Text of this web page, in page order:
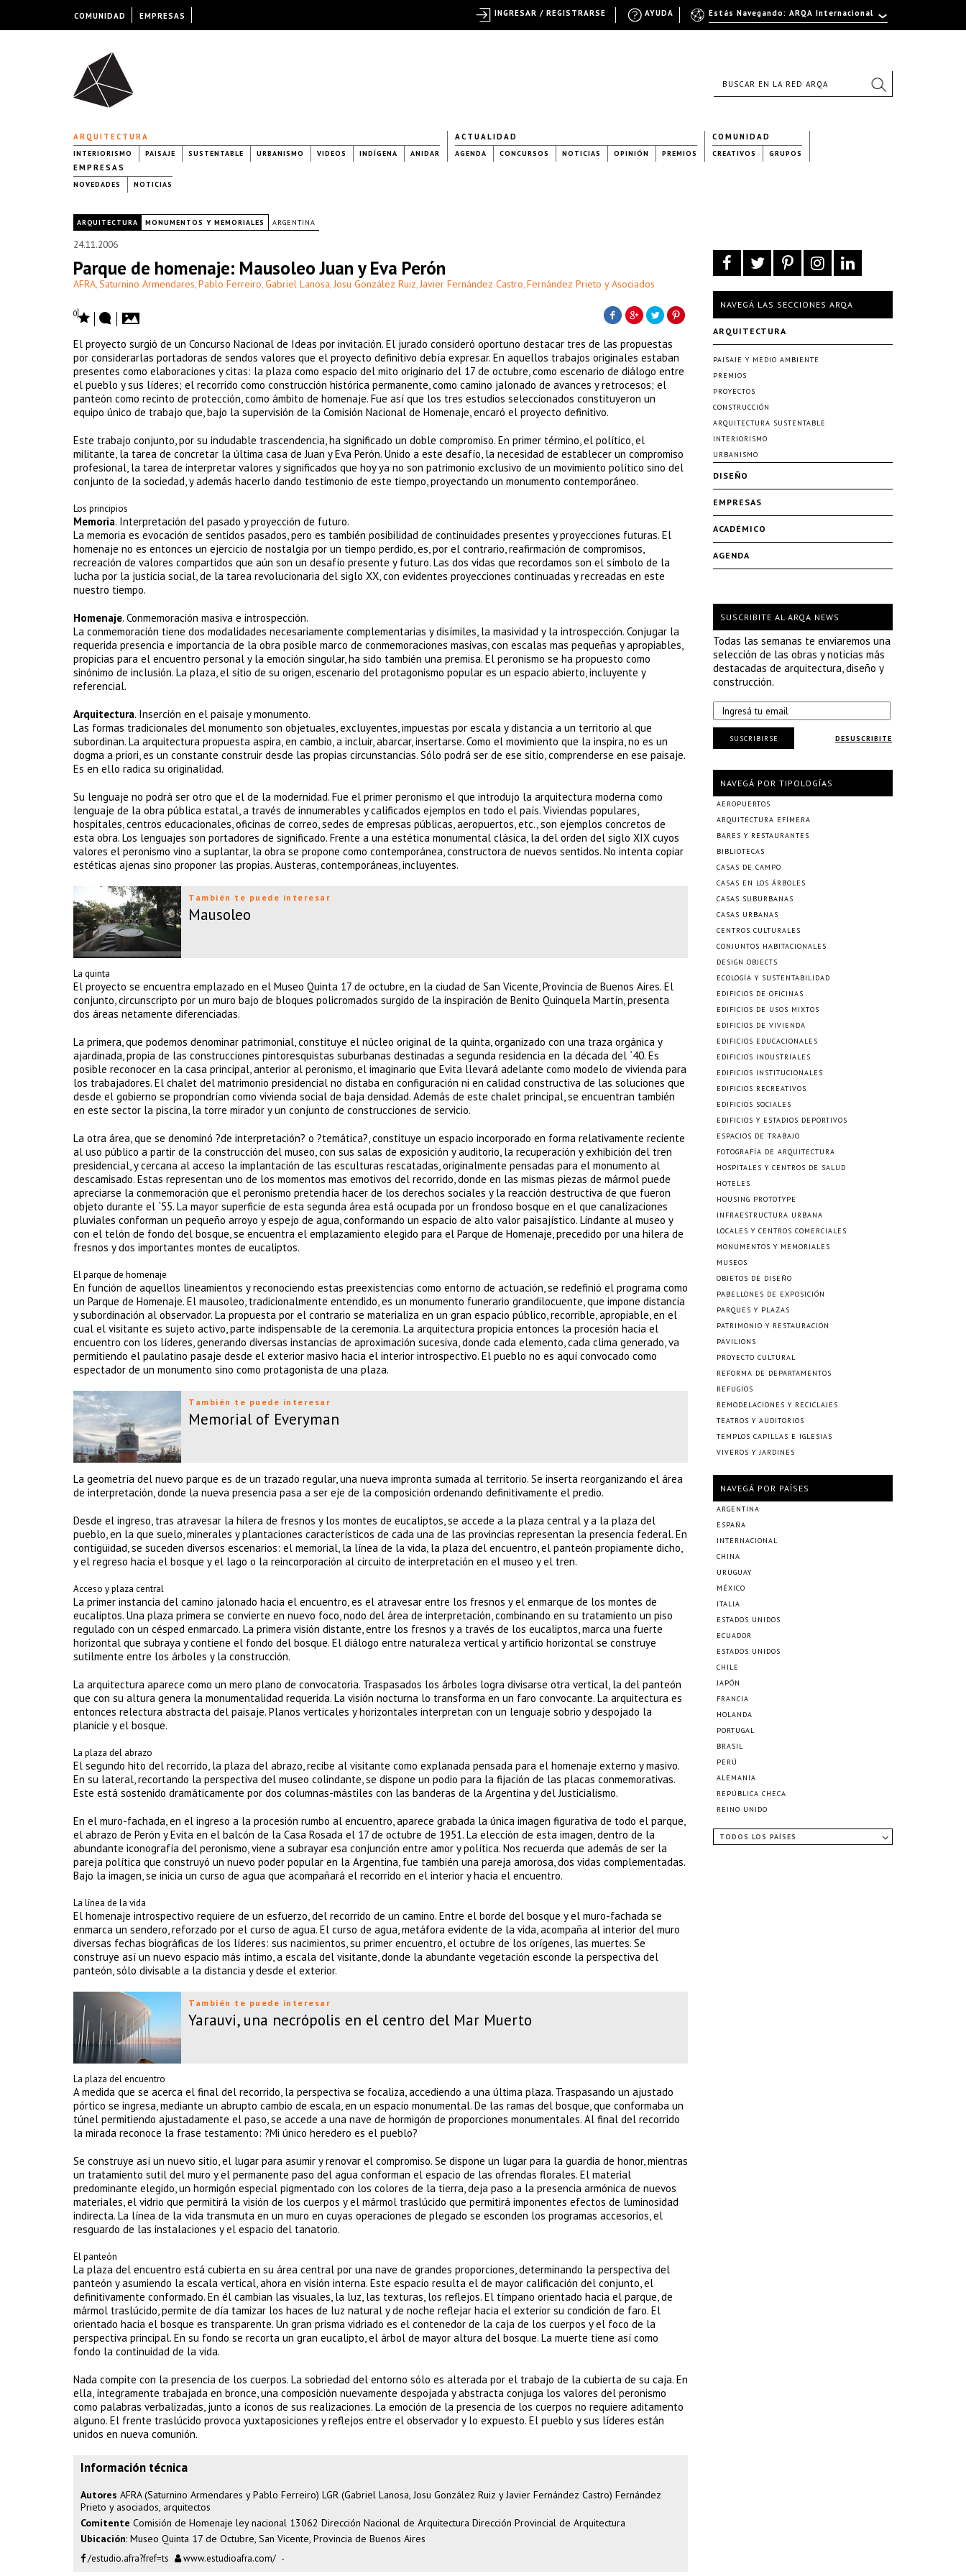
ARQUITECTURA
INTERIORISMO PAISAJE SUSTENTABLE URBANISMO VIDEOS INDÍGENA ANIDAR
ACTUALIDAD
AGENDA CONCURSOS NOTICIAS OPINIÓN PREMIOS
COMUNIDAD
CREATIVOS GRUPOS
EMPRESAS
NOVEDADES NOTICIAS
ARQUITECTURA MONUMENTOS Y MEMORIALES ARGENTINA
24.11.2006
Parque de homenaje: Mausoleo Juan y Eva Perón
AFRA, Saturnino Armendares, Pablo Ferreiro, Gabriel Lanosa, Josu González Ruiz, Javier Fernández Castro, Fernández Prieto y Asociados
0
El proyecto surgió de un Concurso Nacional de Ideas por invitación. El jurado consideró oportuno destacar tres de las propuestas
por considerarlas portadoras de sendos valores que el proyecto definitivo debía expresar. En aquellos trabajos originales estaban
presentes como elaboraciones y citas: la plaza como espacio del mito originario del 17 de octubre, como escenario de diálogo entre
el pueblo y sus líderes; el recorrido como construcción histórica permanente, como camino jalonado de avances y retrocesos; el
panteón como recinto de protección, como ámbito de homenaje. Fue así que los tres estudios seleccionados constituyeron un
equipo único de trabajo que, bajo la supervisión de la Comisión Nacional de Homenaje, encaró el proyecto definitivo.
Este trabajo conjunto, por su indudable trascendencia, ha significado un doble compromiso. En primer término, el político, el
militante, la tarea de concretar la última casa de Juan y Eva Perón. Unido a este desafío, la necesidad de establecer un compromiso
profesional, la tarea de interpretar valores y significados que hoy ya no son patrimonio exclusivo de un movimiento político sino del
conjunto de la sociedad, y además hacerlo dando testimonio de este tiempo, proyectando un monumento contemporáneo.
Los principios
Memoria. Interpretación del pasado y proyección de futuro.
La memoria es evocación de sentidos pasados, pero es también posibilidad de continuidades presentes y proyecciones futuras. El
homenaje no es entonces un ejercicio de nostalgia por un tiempo perdido, es, por el contrario, reafirmación de compromisos,
recreación de valores compartidos que aún son un desafío presente y futuro. Las dos vidas que recordamos son el símbolo de la
lucha por la justicia social, de la tarea revolucionaria del siglo XX, con evidentes proyecciones continuadas y recreadas en este
nuestro tiempo.
Homenaje. Conmemoración masiva e introspección.
La conmemoración tiene dos modalidades necesariamente complementarias y disímiles, la masividad y la introspección. Conjugar la
requerida presencia e importancia de la obra posible marco de conmemoraciones masivas, con escalas mas pequeñas y apropiables,
propicias para el encuentro personal y la emoción singular, ha sido también una premisa. El peronismo se ha propuesto como
sinónimo de inclusión. La plaza, el sitio de su origen, escenario del protagonismo popular es un espacio abierto, incluyente y
referencial.
Arquitectura. Inserción en el paisaje y monumento.
Las formas tradicionales del monumento son objetuales, excluyentes, impuestas por escala y distancia a un territorio al que
subordinan. La arquitectura propuesta aspira, en cambio, a incluir, abarcar, insertarse. Como el movimiento que la inspira, no es un
dogma a priori, es un constante construir desde las propias circunstancias. Sólo podrá ser de ese sitio, comprenderse en ese paisaje.
Es en ello radica su originalidad.
Su lenguaje no podrá ser otro que el de la modernidad. Fue el primer peronismo el que introdujo la arquitectura moderna como
lenguaje de la obra pública estatal, a través de innumerables y calificados ejemplos en todo el país. Viviendas populares,
hospitales, centros educacionales, oficinas de correo, sedes de empresas públicas, aeropuertos, etc., son ejemplos concretos de
esta obra. Los lenguajes son portadores de significado. Frente a una estética monumental clásica, la del orden del siglo XIX cuyos
valores el peronismo vino a suplantar, la obra se propone como contemporánea, constructora de nuevos sentidos. No intenta copiar
estéticas ajenas sino proponer las propias. Austeras, contemporáneas, incluyentes.
También te puede interesar
Mausoleo
La quinta
El proyecto se encuentra emplazado en el Museo Quinta 17 de octubre, en la ciudad de San Vicente, Provincia de Buenos Aires. El
conjunto, circunscripto por un muro bajo de bloques policromados surgido de la inspiración de Benito Quinquela Martín, presenta
dos áreas netamente diferenciadas.
La primera, que podemos denominar patrimonial, constituye el núcleo original de la quinta, organizado con una traza orgánica y
ajardinada, propia de las construcciones pintoresquistas suburbanas destinadas a segunda residencia en la década del `40. Es
posible reconocer en la casa principal, anterior al peronismo, el imaginario que Evita llevará adelante como modelo de vivienda para
los trabajadores. El chalet del matrimonio presidencial no distaba en configuración ni en calidad constructiva de las soluciones que
desde el gobierno se propondrían como vivienda social de baja densidad. Además de este chalet principal, se encuentran también
en este sector la piscina, la torre mirador y un conjunto de construcciones de servicio.
La otra área, que se denominó ?de interpretación? o ?temática?, constituye un espacio incorporado en forma relativamente reciente
al uso público a partir de la construcción del museo, con sus salas de exposición y auditorio, la recuperación y exhibición del tren
presidencial, y cercana al acceso la implantación de las esculturas rescatadas, originalmente pensadas para el monumento al
descamisado. Estas representan uno de los momentos mas emotivos del recorrido, donde en las mismas piezas de mármol puede
apreciarse la conmemoración que el peronismo pretendía hacer de los derechos sociales y la reacción destructiva de que fueron
objeto durante el `55. La mayor superficie de esta segunda área está ocupada por un frondoso bosque en el que canalizaciones
pluviales conforman un pequeño arroyo y espejo de agua, conformando un espacio de alto valor paisajístico. Lindante al museo y
con el telón de fondo del bosque, se encuentra el emplazamiento elegido para el Parque de Homenaje, precedido por una hilera de
fresnos y dos importantes montes de eucaliptos.
El parque de homenaje
En función de aquellos lineamientos y reconociendo estas preexistencias como entorno de actuación, se redefinió el programa como
un Parque de Homenaje. El mausoleo, tradicionalmente entendido, es un monumento funerario grandilocuente, que impone distancia
y subordinación al observador. La propuesta por el contrario se materializa en un gran espacio público, recorrible, apropiable, en el
cual el visitante es sujeto activo, parte indispensable de la ceremonia. La arquitectura propicia entonces la procesión hacia el
encuentro con los líderes, generando diversas instancias de aproximación sucesiva, donde cada elemento, cada clima generado, va
permitiendo el paulatino pasaje desde el exterior masivo hacia el interior introspectivo. El pueblo no es aquí convocado como
espectador de un monumento sino como protagonista de una plaza.
También te puede interesar
Memorial of Everyman
La geometría del nuevo parque es de un trazado regular, una nueva impronta sumada al territorio. Se inserta reorganizando el área
de interpretación, donde la nueva presencia pasa a ser eje de la composición ordenando definitivamente el predio.
Desde el ingreso, tras atravesar la hilera de fresnos y los montes de eucaliptos, se accede a la plaza central y a la plaza del
pueblo, en la que suelo, minerales y plantaciones característicos de cada una de las provincias representan la presencia federal. En
contigüidad, se suceden diversos escenarios: el memorial, la línea de la vida, la plaza del encuentro, el panteón propiamente dicho,
y el regreso hacia el bosque y el lago o la reincorporación al circuito de interpretación en el museo y el tren.
Acceso y plaza central
La primer instancia del camino jalonado hacia el encuentro, es el atravesar entre los fresnos y el enmarque de los montes de
eucaliptos. Una plaza primera se convierte en nuevo foco, nodo del área de interpretación, combinando en su tratamiento un piso
regulado con un césped enmarcado. La primera visión distante, entre los fresnos y a través de los eucaliptos, marca una fuerte
horizontal que subraya y contiene el fondo del bosque. El diálogo entre naturaleza vertical y artificio horizontal se construye
sutilmente entre los árboles y la construcción.
La arquitectura aparece como un mero plano de convocatoria. Traspasados los árboles logra divisarse otra vertical, la del panteón
que con su altura genera la monumentalidad requerida. La visión nocturna lo transforma en un faro convocante. La arquitectura es
entonces relectura abstracta del paisaje. Planos verticales y horizontales interpretan con un lenguaje sobrio y despojado la
planicie y el bosque.
La plaza del abrazo
El segundo hito del recorrido, la plaza del abrazo, recibe al visitante como explanada pensada para el homenaje externo y masivo.
En su lateral, recortando la perspectiva del museo colindante, se dispone un podio para la fijación de las placas conmemorativas.
Este está sostenido dramáticamente por dos columnas-mástiles con las banderas de la Argentina y del Justicialismo.
En el muro-fachada, en el ingreso a la procesión rumbo al encuentro, aparece grabada la única imagen figurativa de todo el parque,
el abrazo de Perón y Evita en el balcón de la Casa Rosada el 17 de octubre de 1951. La elección de esta imagen, dentro de la
abundante iconografía del peronismo, viene a subrayar esa conjunción entre amor y política. Nos recuerda que además de ser la
pareja política que construyó un nuevo poder popular en la Argentina, fue también una pareja amorosa, dos vidas complementadas.
Bajo la imagen, se inicia un curso de agua que acompañará el recorrido en el interior y hacia el encuentro.
La línea de la vida
El homenaje introspectivo requiere de un esfuerzo, del recorrido de un camino. Entre el borde del bosque y el muro-fachada se
enmarca un sendero, reforzado por el curso de agua. El curso de agua, metáfora evidente de la vida, acompaña al interior del muro
diversas fechas biográficas de los líderes: sus nacimientos, su primer encuentro, el octubre de los orígenes, las muertes. Se
construye así un nuevo espacio más íntimo, a escala del visitante, donde la abundante vegetación esconde la perspectiva del
panteón, sólo divisable a la distancia y desde el exterior.
También te puede interesar
Yarauvi, una necrópolis en el centro del Mar Muerto
La plaza del encuentro
A medida que se acerca el final del recorrido, la perspectiva se focaliza, accediendo a una última plaza. Traspasando un ajustado
pórtico se ingresa, mediante un abrupto cambio de escala, en un espacio monumental. De las ramas del bosque, que conformaba un
túnel permitiendo ajustadamente el paso, se accede a una nave de hormigón de proporciones monumentales. Al final del recorrido
la mirada reconoce la frase testamento: ?Mi único heredero es el pueblo?
Se construye así un nuevo sitio, el lugar para asumir y renovar el compromiso. Se dispone un lugar para la guardia de honor, mientras
un tratamiento sutil del muro y el permanente paso del agua conforman el espacio de las ofrendas florales. El material
predominante elegido, un hormigón especial pigmentado con los colores de la tierra, deja paso a la presencia armónica de nuevos
materiales, el vidrio que permitirá la visión de los cuerpos y el mármol traslúcido que permitirá imponentes efectos de luminosidad
indirecta. La línea de la vida transmuta en un muro en cuyas operaciones de plegado se esconden los programas accesorios, el
resguardo de las instalaciones y el espacio del tanatorio.
El panteón
La plaza del encuentro está cubierta en su área central por una nave de grandes proporciones, determinando la perspectiva del
panteón y asumiendo la escala vertical, ahora en visión interna. Este espacio resulta el de mayor calificación del conjunto, el
definitivamente conformado. En él cambian las visuales, la luz, las texturas, los reflejos. El tímpano orientado hacia el parque, de
mármol traslúcido, permite de día tamizar los haces de luz natural y de noche reflejar hacia el exterior su condición de faro. El
orientado hacia el bosque es transparente. Un gran prisma vidriado es el contenedor de la caja de los cuerpos y el foco de la
perspectiva principal. En su fondo se recorta un gran eucalipto, el árbol de mayor altura del bosque. La muerte tiene así como
fondo la continuidad de la vida.
Nada compite con la presencia de los cuerpos. La sobriedad del entorno sólo es alterada por el trabajo de la cubierta de su caja. En
ella, íntegramente trabajada en bronce, una composición nuevamente despojada y abstracta conjuga los valores del peronismo
como palabras verbalizadas, junto a íconos de sus realizaciones. La emoción de la presencia de los cuerpos no requiere aditamento
alguno. El frente traslúcido provoca yuxtaposiciones y reflejos entre el observador y lo expuesto. El pueblo y sus líderes están
unidos en nueva comunión.
Información técnica
Autores AFRA (Saturnino Armendares y Pablo Ferreiro) LGR (Gabriel Lanosa, Josu González Ruiz y Javier Fernández Castro) Fernández
Prieto y asociados, arquitectos
Comitente Comisión de Homenaje ley nacional 13062 Dirección Nacional de Arquitectura Dirección Provincial de Arquitectura
Ubicación: Museo Quinta 17 de Octubre, San Vicente, Provincia de Buenos Aires
/estudio.afra?fref=ts www.estudioafra.com/ -
NAVEGÁ LAS SECCIONES ARQA
ARQUITECTURA
PAISAJE Y MEDIO AMBIENTE
PREMIOS
PROYECTOS
CONSTRUCCIÓN
ARQUITECTURA SUSTENTABLE
INTERIORISMO
URBANISMO
DISEÑO
EMPRESAS
ACADÉMICO
AGENDA
SUSCRIBITE AL ARQA NEWS
Todas las semanas te enviaremos una
selección de las obras y noticias más
destacadas de arquitectura, diseño y
construcción.
DESUSCRIBITE
SUSCRIBIRSE
NAVEGÁ POR TIPOLOGÍAS
AEROPUERTOS
ARQUITECTURA EFÍMERA
BARES Y RESTAURANTES
BIBLIOTECAS
CASAS DE CAMPO
CASAS EN LOS ÁRBOLES
CASAS SUBURBANAS
CASAS URBANAS
CENTROS CULTURALES
CONJUNTOS HABITACIONALES
DESIGN OBJECTS
ECOLOGÍA Y SUSTENTABILIDAD
EDIFICIOS DE OFICINAS
EDIFICIOS DE USOS MIXTOS
EDIFICIOS DE VIVIENDA
EDIFICIOS EDUCACIONALES
EDIFICIOS INDUSTRIALES
EDIFICIOS INSTITUCIONALES
EDIFICIOS RECREATIVOS
EDIFICIOS SOCIALES
EDIFICIOS Y ESTADIOS DEPORTIVOS
ESPACIOS DE TRABAJO
FOTOGRAFÍA DE ARQUITECTURA
HOSPITALES Y CENTROS DE SALUD
HOTELES
HOUSING PROTOTYPE
INFRAESTRUCTURA URBANA
LOCALES Y CENTROS COMERCIALES
MONUMENTOS Y MEMORIALES
MUSEOS
OBJETOS DE DISEÑO
PABELLONES DE EXPOSICIÓN
PARQUES Y PLAZAS
PATRIMONIO Y RESTAURACIÓN
PAVILIONS
PROYECTO CULTURAL
REFORMA DE DEPARTAMENTOS
REFUGIOS
REMODELACIONES Y RECICLAJES
TEATROS Y AUDITORIOS
TEMPLOS CAPILLAS E IGLESIAS
VIVEROS Y JARDINES
NAVEGÁ POR PAÍSES
ARGENTINA
ESPAÑA
INTERNACIONAL
CHINA
URUGUAY
MÉXICO
ITALIA
ESTADOS UNIDOS
ECUADOR
ESTADOS UNIDOS
CHILE
JAPÓN
FRANCIA
HOLANDA
PORTUGAL
BRASIL
PERÚ
ALEMANIA
REPÚBLICA CHECA
REINO UNIDO
TODOS LOS PAÍSES
COMUNIDAD EMPRESAS Estás Navegando: ARQA Internacional
AYUDA
INGRESAR / REGISTRARSE